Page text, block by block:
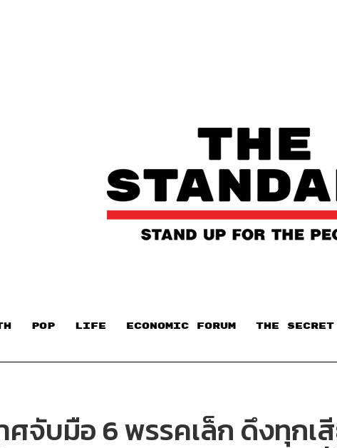
POP LIFE ECONOMIC FORUM THE SECRET
ศจับมือ 6 พรรคเล็ก ดึงทุกเ